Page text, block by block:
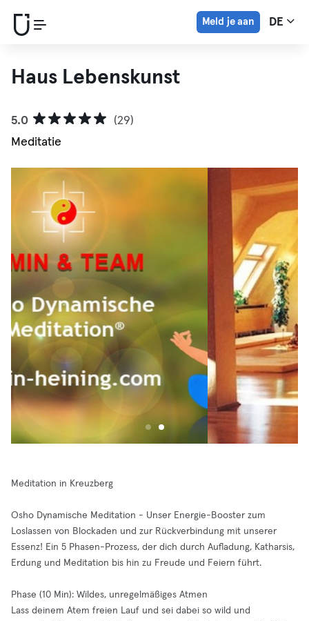
Meld je aan DE
Haus Lebenskunst
5.0
(29)
Meditatie
Meditation in Kreuzberg
Osho Dynamische Meditation - Unser Energie-Booster zum
Loslassen von Blockaden und zur Rückverbindung mit unserer
Essenz! Ein 5 Phasen-Prozess, der dich durch Aufladung, Katharsis,
Erdung und Meditation bis hin zu Freude und Feiern führt.
Phase (10 Min): Wildes, unregelmäßiges Atmen
Lass deinem Atem freien Lauf und sei dabei so wild und